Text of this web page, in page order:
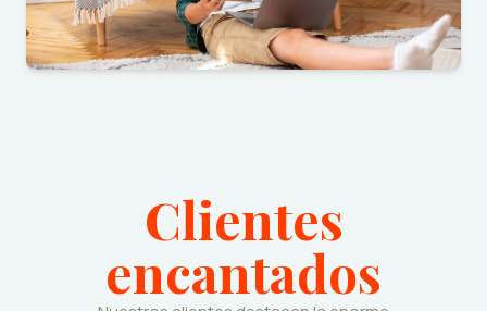
Clientes
encantados